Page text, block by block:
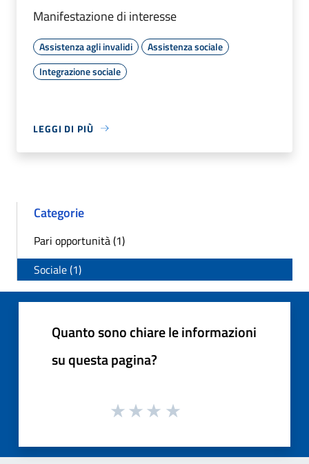
Manifestazione di interesse
Assistenza agli invalidi
Assistenza sociale
Integrazione sociale
LEGGI DI PIÙ
Categorie
Pari opportunità (1)
Sociale (1)
Quanto sono chiare le informazioni
su questa pagina?